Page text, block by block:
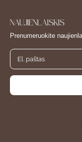
NAUJIENLAIŠKIS
Prenumeruokite